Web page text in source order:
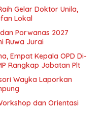
Gelar Doktor Unila,
Lokal
dan Porwanas 2027
Ruwa Jurai
Empat Kepala OPD Di-
Rangkap Jabatan Plt
Wayka Laporkan
dan Orientasi